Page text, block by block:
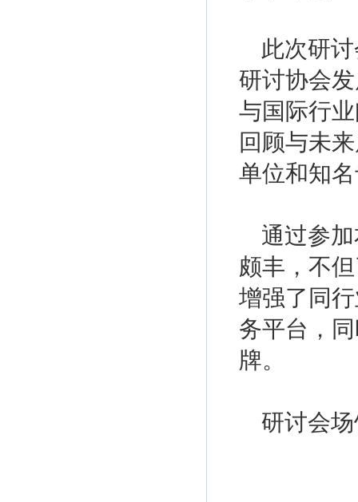
此次研讨
研讨协会
与国际行
回顾与未
单位和知
通过参加
颇丰，不
增强了同
务平台，
牌。
研讨会场